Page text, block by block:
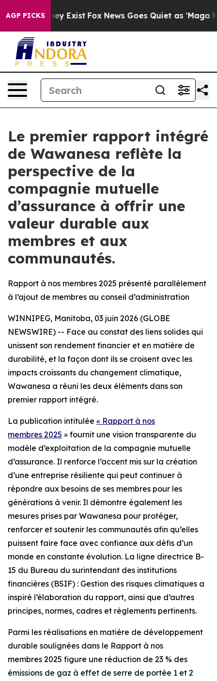
AGP PICKS
They Exist Fox News Goes Quiet as 'Maga
Le premier rapport intégré
de Wawanesa reflète la
perspective de la
compagnie mutuelle
d’assurance à offrir une
valeur durable aux
membres et aux
communautés.
Rapport à nos membres 2025 présenté parallèlement
à l’ajout de membres au conseil d’administration
WINNIPEG, Manitoba, 03 juin 2026 (GLOBE
NEWSWIRE) -- Face au constat des liens solides qui
unissent son rendement financier et en matière de
durabilité, et la façon dont ils se croisent avec les
impacts croissants du changement climatique,
Wawanesa a réuni les deux éléments dans son
premier rapport intégré.
La publication intitulée « Rapport à nos
membres 2025 » fournit une vision transparente du
modèle d’exploitation de la compagnie mutuelle
d’assurance. Il renforce l’accent mis sur la création
d’une entreprise résiliente qui peut continuer à
répondre aux besoins de ses membres pour les
générations à venir. Il démontre également les
mesures prises par Wawanesa pour protéger,
renforcer et soutenir les communautés afin qu’elles
puissent faire face avec confiance aux défis d’un
monde en constante évolution. La ligne directrice B-
15 du Bureau du surintendant des institutions
financières (BSIF) : Gestion des risques climatiques a
inspiré l’élaboration du rapport, ainsi que d’autres
principes, normes, cadres et règlements pertinents.
Parmi les réalisations en matière de développement
durable soulignées dans le Rapport à nos
membres 2025 figure une réduction de 23 % des
émissions de gaz à effet de serre de portée 1 et 2